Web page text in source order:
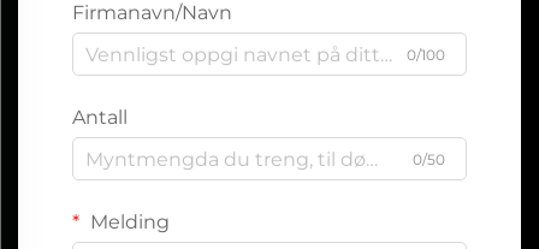
Firmanavn/Navn
0/100
Antall
0/50
Melding